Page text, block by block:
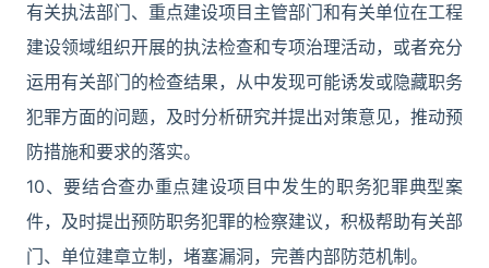
有关执法部门、重点建设项目主管部门和有关单位在工程
建设领域组织开展的执法检查和专项治理活动，或者充分
运用有关部门的检查结果，从中发现可能诱发或隐藏职务
犯罪方面的问题，及时分析研究并提出对策意见，推动预
防措施和要求的落实。
10、要结合查办重点建设项目中发生的职务犯罪典型案
件，及时提出预防职务犯罪的检察建议，积极帮助有关部
门、单位建章立制，堵塞漏洞，完善内部防范机制。